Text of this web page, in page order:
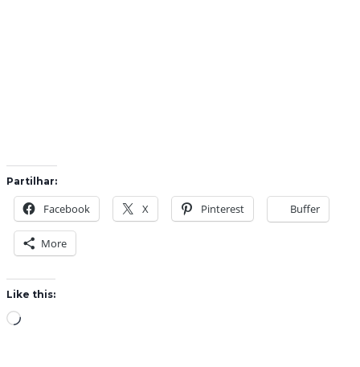
Partilhar:
Facebook X Pinterest Buffer
More
Like this:
L